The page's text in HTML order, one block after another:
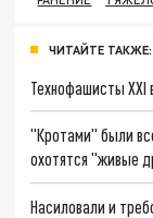
ЧИТАЙТЕ ТАКЖЕ:
Технофашисты XXI
"Кротами" были
охотятся "живые
Насиловали и